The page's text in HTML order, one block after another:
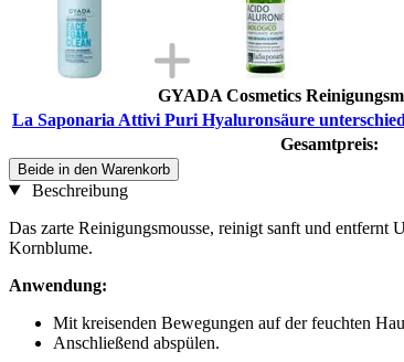
GYADA Cosmetics
La Saponaria Attivi Puri Hyaluronsäure
Gesamtpreis:
Beide in den Warenkorb
Beschreibung
Das zarte Reinigungsmousse, reinigt sanft und
Kornblume.
Anwendung:
Mit kreisenden Bewegungen auf der feuchten
Anschließend abspülen.